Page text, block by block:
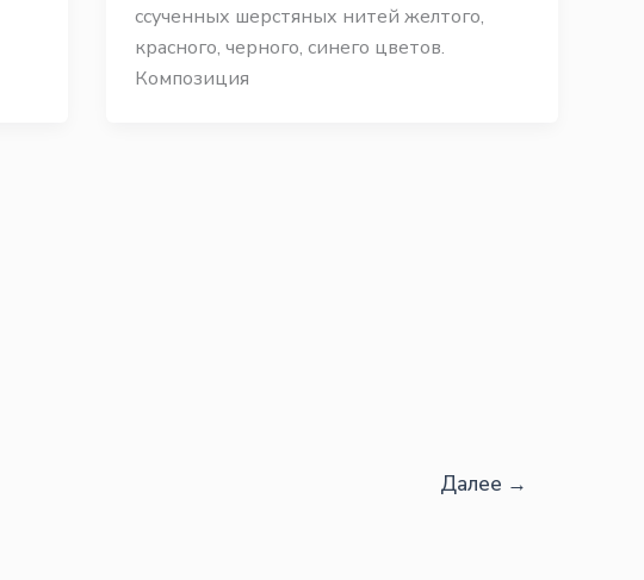
ссученных шерстяных нитей желтого,
красного, черного, синего цветов.
Композиция
Далее →